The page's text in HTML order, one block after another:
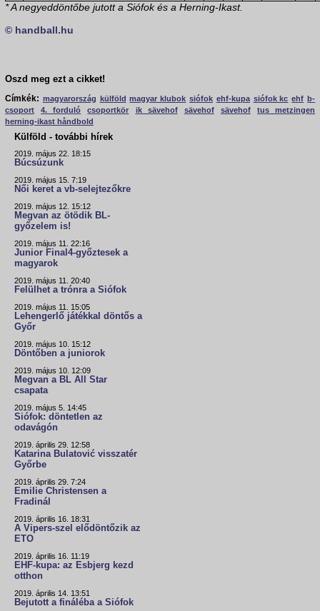
* A negyeddöntőbe jutott a Siófok és a Herning-Ikast.
© handball.hu
Oszd meg ezt a cikket!
Címkék: magyarország külföld magyar klubok siófok ehf-kupa siófok kc ehf b-
csoport
4. forduló csoportkör ik sävehof sävehof sävehof
tus metzingen
herning-ikast håndbold
Külföld - további hírek
2019. május 22. 18:15
Búcsúzunk
2019. május 15. 7:19
Női keret a vb-selejtezőkre
2019. május 12. 15:12
Megvan az ötödik BL-
győzelem is!
2019. május 11. 22:16
Junior Final4-győztesek a
magyarok
2019. május 11. 20:40
Felülhet a trónra a Siófok
2019. május 11. 15:05
Lehengerlő játékkal döntős a
Győr
2019. május 10. 15:12
Döntőben a juniorok
2019. május 10. 12:09
Megvan a BL All Star
csapata
2019. május 5. 14:45
Siófok: döntetlen az
odavágón
2019. április 29. 12:58
Katarina Bulatović visszatér
Győrbe
2019. április 29. 7:24
Emilie Christensen a
Fradinál
2019. április 16. 18:31
A Vipers-szel elődöntőzik az
ETO
2019. április 16. 11:19
EHF-kupa: az Esbjerg kezd
otthon
2019. április 14. 13:51
Bejutott a fináléba a Siófok